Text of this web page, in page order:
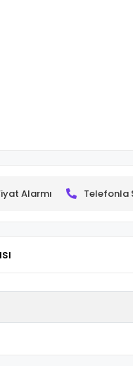
Alarmı Telefonla